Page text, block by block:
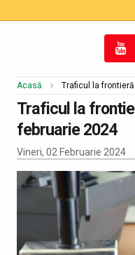
Acasă Traficul la
Traficul la
februarie 2024
Vineri, 02 Februarie 2024